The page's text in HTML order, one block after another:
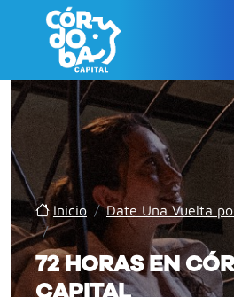
Inicio / Date Una Vuelta
/
72 HORAS EN
CAPITAL